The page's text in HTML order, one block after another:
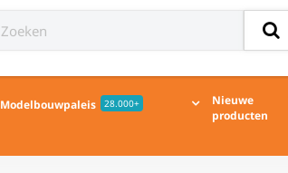
Modelbouwpaleis 28.000+
Nieuwe
producten